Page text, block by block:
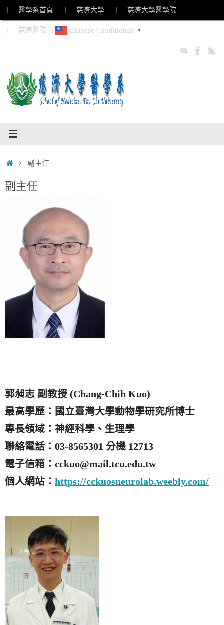
Skip
to
content
︱ 醫學系首頁 ︱ 慈濟大學 ︱ 慈濟大學醫學院
︱ 慈濟醫院 Chinese (Traditional) ▼
Home副主任
副主任
郭昶志 副教授 (Chang-Chih Kuo)
最高學歷：國立臺灣大學動物學研究所博士
專長領域：神經科學、生理學
聯絡電話：03-8565301 分機 12713
電子信箱：cckuo@mail.tcu.edu.tw
個人網站： https://cckuosneurolab.weebly.com/